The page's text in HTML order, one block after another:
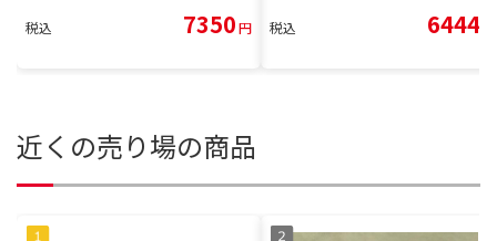
税込 7350円 税込 6444
近くの売り場の商品